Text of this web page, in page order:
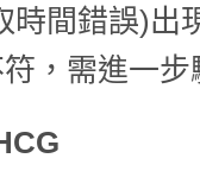
時間錯誤)出
，需進一步